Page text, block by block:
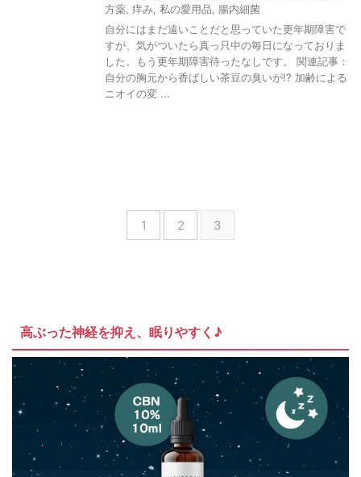
方薬 痒み 私の愛用品
腸内細菌
自分にはまだ遠いことだと思っていた更年期障害で
すが、気がついたら真っ只中の毎日になっておりま
した。もう更年期障害待ったなしです。 関連記事：
自分の胸元から香ばしい茶豆の臭いが!? 加齢による
ニオイの変 ...
1 2 3
高ぶった神経を抑え、眠りやすく♪